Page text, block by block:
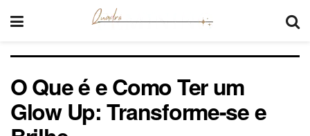
O Que é e Como Ter um
Glow Up: Transforme-se e